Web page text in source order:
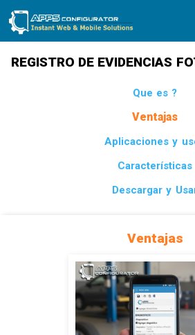
REGISTRO DE EVIDENCIAS
Que es ?
Ventajas
Aplicaciones y
Características
Descargar y
Ventajas